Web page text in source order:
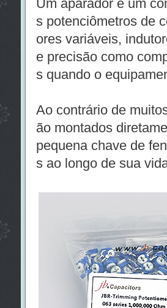
Um aparador é um
s potenciômetros de
ores variáveis,
e precisão como
s quando o
Ao contrário de
ão montados
pequena chave de
s ao longo de sua